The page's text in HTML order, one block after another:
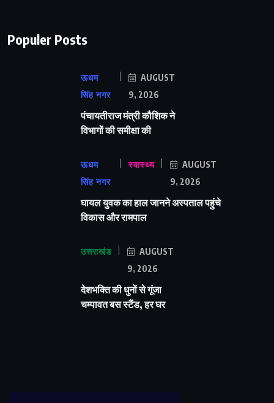
Populer Posts
ऊधम
सिंह नगर
AUGUST
9, 2026
पंचायतीराज मंत्री कौशिक ने
विभागों की समीक्षा की
ऊधम
सिंह नगर
स्वास्थ्य
AUGUST
9, 2026
घायल युवक का हाल जानने अस्पताल पहुंचे
विकास और रामपाल
उत्तराखंड
AUGUST
9, 2026
देशभक्ति की धुनों से गूंजा
चम्पावत बस स्टैंड, हर घर